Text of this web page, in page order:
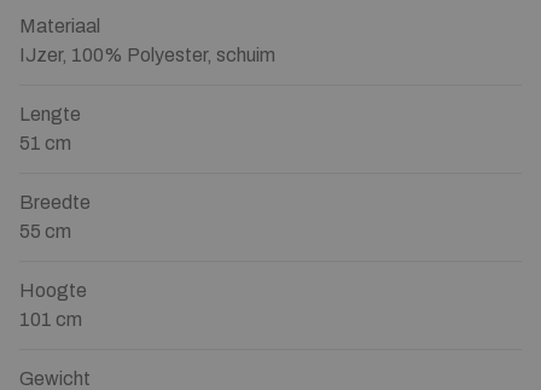
Materiaal
IJzer, 100% Polyester, schuim
Lengte
51 cm
Breedte
55 cm
Hoogte
101 cm
Gewicht